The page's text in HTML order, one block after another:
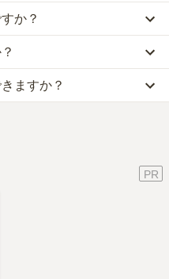
だけます。
、一般墓が約72万円（墓石代
墓が約54万円です。
ものが悪い、という訳ではあ
南大沢駅」南口4番のりばか
）に乗車、「前田橋バス停」
ター」から車で約23分です。
地図・交通アクセス」欄をご
か？
点です。特に価格が高く評
、大通りから近い場所にあり
くさんありますので非常に便
おります。
ございます。
ます。
価格は、約65万円です。
ますか？
います。
。
『
永代供養墓をわかりやすく